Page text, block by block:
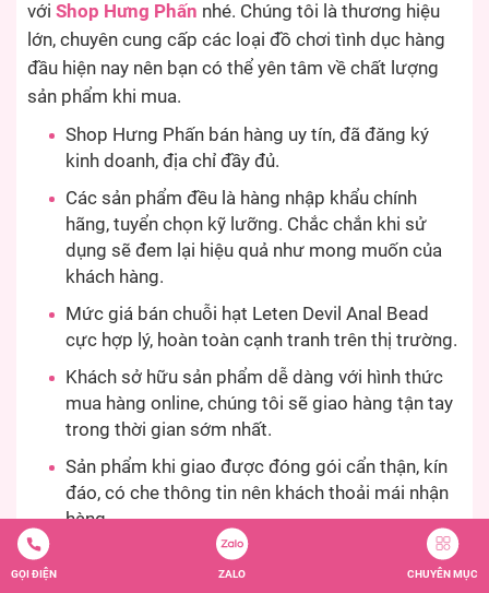
với Shop Hưng Phấn nhé. Chúng tôi là thương hiệu
lớn, chuyên cung cấp các loại đồ chơi tình dục hàng
đầu hiện nay nên bạn có thể yên tâm về chất lượng
sản phẩm khi mua.
Shop Hưng Phấn bán hàng uy tín, đã đăng ký
kinh doanh, địa chỉ đầy đủ.
Các sản phẩm đều là hàng nhập khẩu chính
hãng, tuyển chọn kỹ lưỡng. Chắc chắn khi sử
dụng sẽ đem lại hiệu quả như mong muốn của
khách hàng.
Mức giá bán chuỗi hạt Leten Devil Anal Bead
cực hợp lý, hoàn toàn cạnh tranh trên thị trường.
Khách sở hữu sản phẩm dễ dàng với hình thức
mua hàng online, chúng tôi sẽ giao hàng tận tay
trong thời gian sớm nhất.
Sản phẩm khi giao được đóng gói cẩn thận, kín
đáo, có che thông tin nên khách thoải mái nhận
hàng.
Nếu sản phẩm bị lỗi kỹ thuật thì chúng tôi sẽ hỗ
trợ đổi trả nhanh chóng.
GỌI ĐIỆN ZALO CHUYÊN MỤC